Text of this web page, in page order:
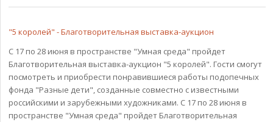
"5 королей" - Благотворительная выставка-аукцион
С 17 по 28 июня в пространстве "Умная среда" пройдет
Благотворительная выставка-аукцион "5 королей". Гости смогут
посмотреть и приобрести понравившиеся работы подопечных
фонда "Разные дети", созданные совместно с известными
российскими и зарубежными художниками. С 17 по 28 июня в
пространстве "Умная среда" пройдет Благотворительная